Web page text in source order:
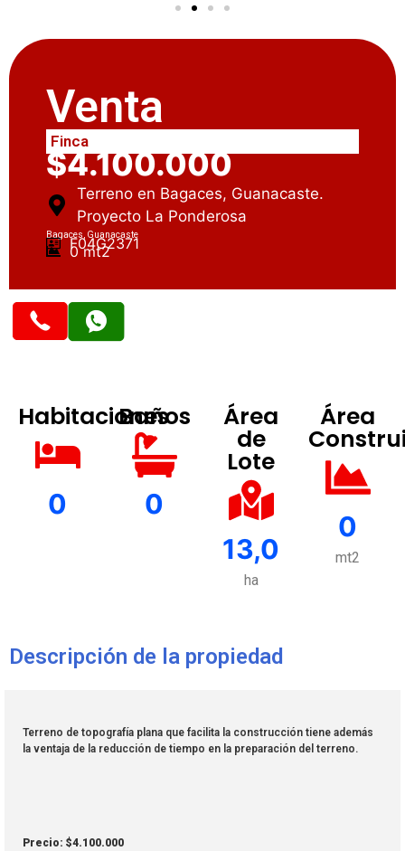
Venta
Finca
$4.100.000
Terreno en Bagaces, Guanacaste.
Proyecto La Ponderosa
Bagaces, Guanacaste
F04G2371
0 mt2
Habitaciones
0
Baños
0
Área
de
Lote
13,0
ha
Área
0
mt2
Descripción de la propiedad
Terreno de topografía plana que facilita la construcción tiene además
la ventaja de la reducción de tiempo en la preparación del terreno.
Precio: $4.100.000